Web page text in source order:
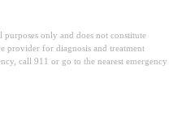
only and does not constitute
provider for diagnosis and treatment
call 911 or go to the nearest emergency